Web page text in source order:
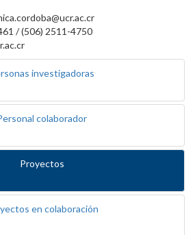
/ (506) 2511-4750
investigadoras
colaborador
Proyectos
en colaboración